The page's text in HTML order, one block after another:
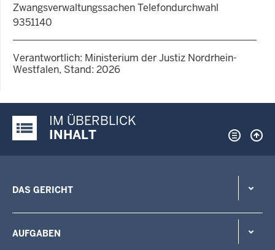
Zwangsverwaltungssachen Telefondurchwahl
9351140
Verantwortlich: Ministerium der Justiz Nordrhein-
Westfalen, Stand: 2026
Justiz-Portal im Überblick:
IM ÜBERBLICK
INHALT
DAS GERICHT
AUFGABEN